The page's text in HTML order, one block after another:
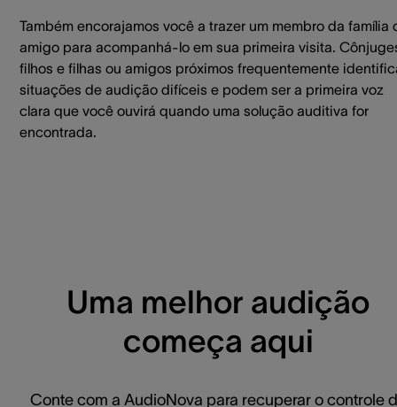
Também encorajamos você a trazer um membro da família
amigo para acompanhá-lo em sua primeira visita.
filhos e filhas ou amigos próximos frequentemente
situações de audição difíceis e podem ser a primeira voz
clara que você ouvirá quando uma solução auditiva for
encontrada.
Uma melhor audição
começa aqui
Conte com a AudioNova para recuperar o controle